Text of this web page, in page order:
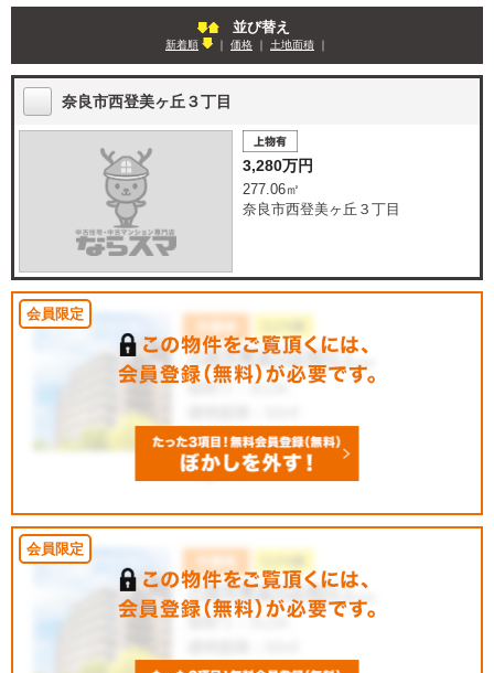
並び替え
新着順 ｜ 価格 ｜ 土地面積 ｜
奈良市西登美ヶ丘３丁目
3,280万円
277.06㎡
奈良市西登美ヶ丘３丁目